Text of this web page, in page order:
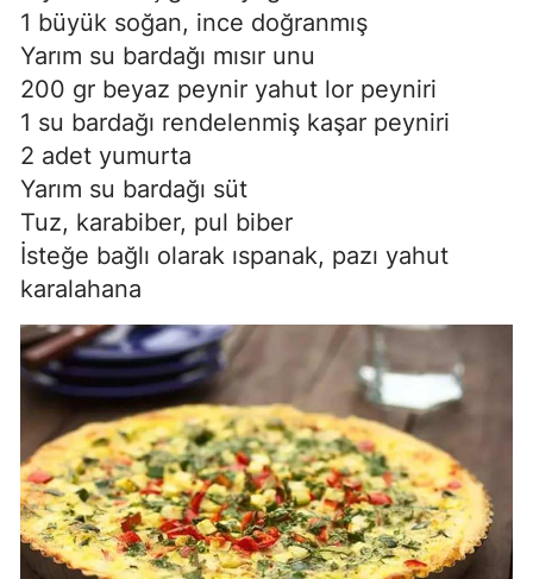
1 büyük soğan, ince doğranmış
Yarım su bardağı mısır unu
200 gr beyaz peynir yahut lor peyniri
1 su bardağı rendelenmiş kaşar peyniri
2 adet yumurta
Yarım su bardağı süt
Tuz, karabiber, pul biber
İsteğe bağlı olarak ıspanak, pazı yahut
karalahana